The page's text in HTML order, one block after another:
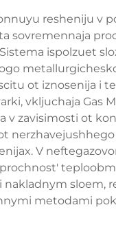
resheniju v
ispolzuet
ot iznosenija i
vkljuchaja Gas
v zavisimosti ot
V
sloem,
metodami